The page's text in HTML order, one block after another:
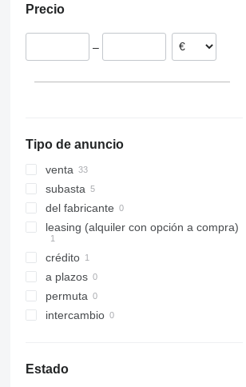
956
962
988
990
992
F-series
G-series
IT
NR
Francia
Rumanía
Precio
–
Tipo de anuncio
venta
subasta
del fabricante
leasing (alquiler con opción a compra)
crédito
a plazos
permuta
intercambio
Estado